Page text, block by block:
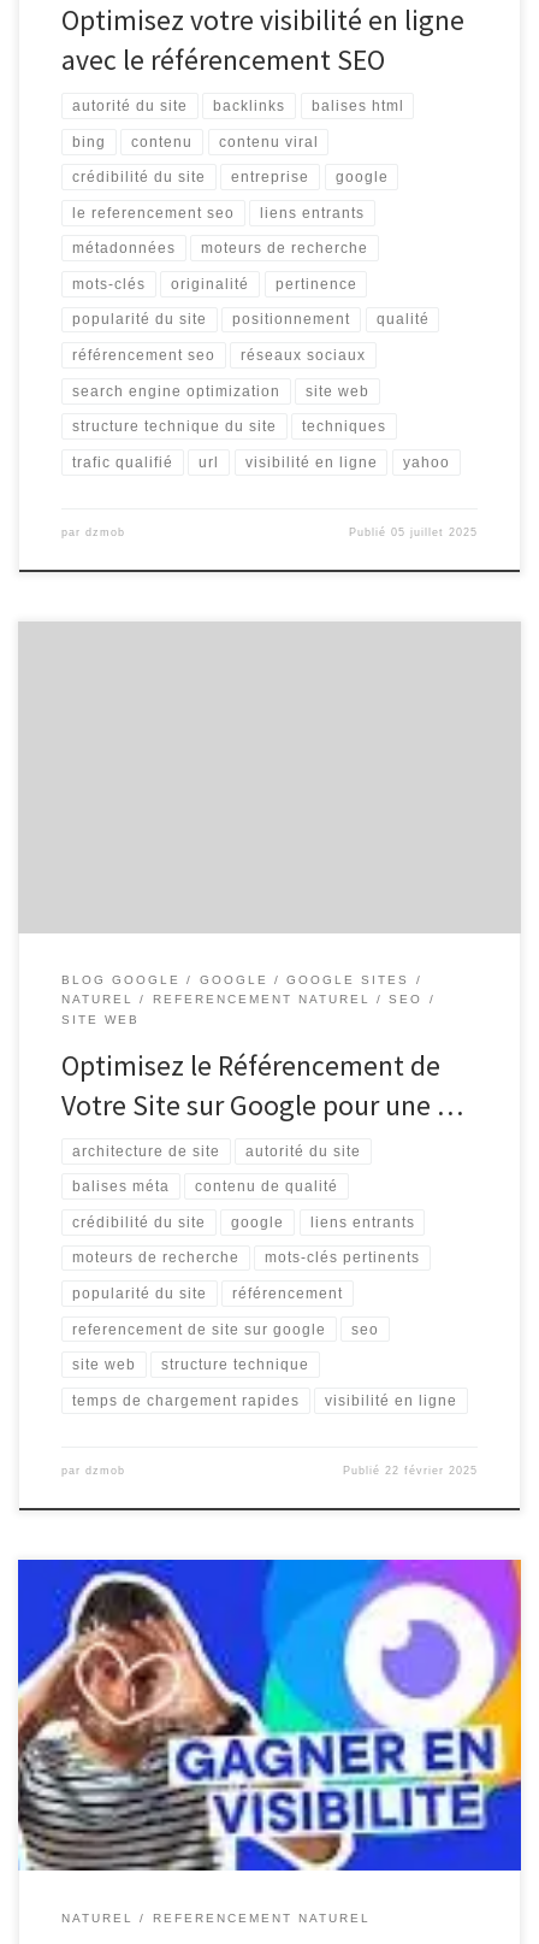
Optimisez votre visibilité en ligne
avec le référencement SEO
autorité du site backlinks balises html
bing contenu contenu viral
crédibilité du site entreprise google
le referencement seo liens entrants
métadonnées moteurs de recherche
mots-clés originalité pertinence
popularité du site positionnement qualité
référencement seo réseaux sociaux
search engine optimization site web
structure technique du site techniques
trafic qualifié url visibilité en ligne yahoo
par dzmob Publié05 juillet 2025
BLOG GOOGLE GOOGLE
GOOGLE SITES
NATUREL
REFERENCEMENT NATUREL
SEO
SITE WEB
Optimisez le Référencement de
Votre Site sur Google pour une …
architecture de site autorité du site
balises méta contenu de qualité
crédibilité du site google liens entrants
moteurs de recherche mots-clés pertinents
popularité du site référencement
referencement de site sur google seo
site web structure technique
temps de chargement rapides visibilité en ligne
par dzmob Publié22 février 2025
Votre Référencement Optimisez Votre Référencement pour un
Meilleur Positionnement en Ligne Le référencement, ou SEO
(Search Engine Optimization), est un élément crucial pour toute
entreprise ou site web cherchant à améliorer sa visibilité en ligne.
En effet, un bon référencement permet d’augmenter la
probabilité que votre site soit bien positionné […]
NATUREL REFERENCEMENT NATUREL